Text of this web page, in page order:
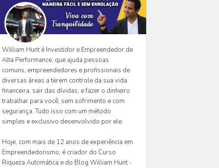
William Hunt é Investidor e Empreendedor de
Alta Performance, que ajuda pessoas
comuns, empreendedores e profissionais de
diversas áreas a terem controle da sua vida
financeira, sair das dívidas, e fazer o dinheiro
trabalhar para você, sem sofrimento e com
segurança. Tudo isso com um método
simples e exclusivo desenvolvido por ele.
Hoje, com mais de 12 anos de experiência em
Empreendedorismo, é criador do Curso
Riqueza Automática e do Blog William Hunt -